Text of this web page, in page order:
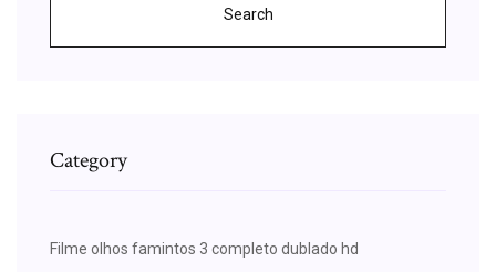
Search
Category
Filme olhos famintos 3 completo dublado hd